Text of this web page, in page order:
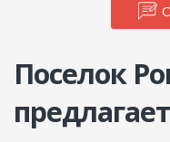
Россия,
область
Поселок